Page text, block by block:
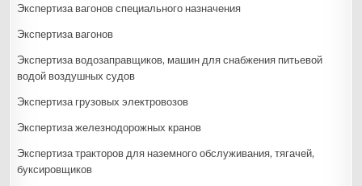
Экспертиза вагонов специального назначения
Экспертиза вагонов
Экспертиза водозаправщиков, машин для снабжения питьевой
водой воздушных судов
Экспертиза грузовых электровозов
Экспертиза железнодорожных кранов
Экспертиза тракторов для наземного обслуживания, тягачей,
буксировщиков